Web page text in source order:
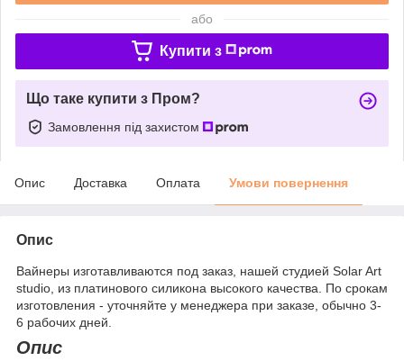
або
Купити з
Що таке купити з Пром?
Замовлення під захистом
Опис Доставка Оплата Умови повернення
Опис
Вайнеры изготавливаются под заказ, нашей студией Solar Art
studio, из платинового силикона высокого качества. По срокам
изготовления - уточняйте у менеджера при заказе, обычно 3-
6 рабочих дней.
Опис